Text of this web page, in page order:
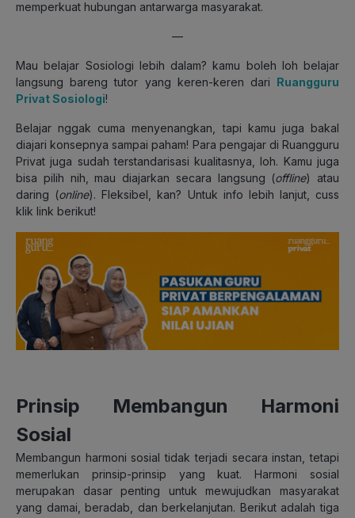
memperkuat hubungan antarwarga masyarakat.
—
Mau belajar Sosiologi lebih dalam? kamu boleh loh belajar
langsung bareng tutor yang keren-keren dari Ruangguru
Privat Sosiologi!
Belajar nggak cuma menyenangkan, tapi kamu juga bakal
diajari konsepnya sampai paham! Para pengajar di Ruangguru
Privat juga sudah terstandarisasi kualitasnya, loh. Kamu juga
bisa pilih nih, mau diajarkan secara langsung (offline) atau
daring (online). Fleksibel, kan? Untuk info lebih lanjut, cuss
klik link berikut!
Prinsip Membangun Harmoni
Sosial
Membangun harmoni sosial tidak terjadi secara instan, tetapi
memerlukan prinsip-prinsip yang kuat. Harmoni sosial
merupakan dasar penting untuk mewujudkan masyarakat
yang damai, beradab, dan berkelanjutan. Berikut adalah tiga